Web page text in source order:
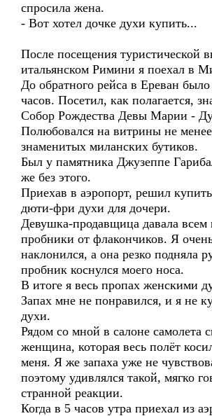
спросила жена.
- Вот хотел дочке духи купить...
После посещения туристической
итальянском Римини я поехал в
До обратного рейса в Ереван было
часов. Посетил, как полагается,
Собор Рождества Девы Марии -
Полюбовался на витрины не менее
знаменитых миланских бутиков.
Был у памятника Джузеппе
же без этого.
Приехав в аэропорт, решил
дюти-фри духи для дочери.
Девушка-продавщица давала всем
пробники от флакончиков. Я
наклонился, а она резко подняла
пробник коснулся моего носа.
В итоге я весь пропах женскими
Запах мне не понравился, и я не
духи.
Рядом со мной в салоне самолета
женщина, которая весь полёт
меня. Я же запаха уже не
поэтому удивлялся такой, мягко
странной реакции.
Когда в 5 часов утра приехал из